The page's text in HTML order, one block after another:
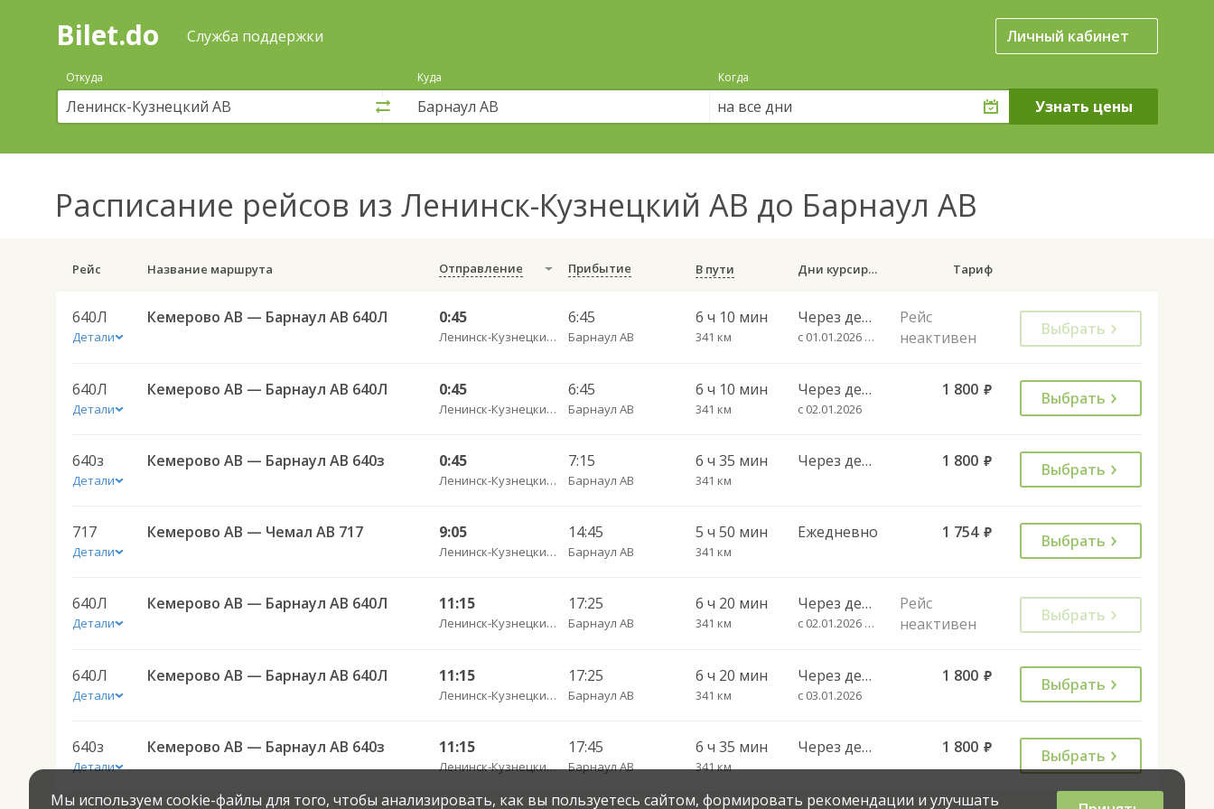
Поиск
покупка
билетов
автобус
онлайн
Bilet.do Служба поддержки Личный кабинет
Откуда Куда Когда
на все дни
Расписание рейсов из Ленинск-Кузнецкий АВ до Барнаул АВ
Рейс Название маршрута Отправление Прибытие В пути Дни курсирования Тариф
640Л
Детали
Кемерово АВ — Барнаул АВ 640Л 0:45
Ленинск-Кузнецкий АВ
6:45
Барнаул АВ
6 ч 10 мин
341 км
Через день
с 01.01.2026 до 01.08.2026
Рейс
неактивен
Выбрать
640Л
Детали
Кемерово АВ — Барнаул АВ 640Л 0:45
Ленинск-Кузнецкий АВ
6:45
Барнаул АВ
6 ч 10 мин
341 км
Через день
с 02.01.2026
1 800 руб. Выбрать
640з
Детали
Кемерово АВ — Барнаул АВ 640з 0:45
Ленинск-Кузнецкий АВ
7:15
Барнаул АВ
6 ч 35 мин
341 км
Через день 1 800 руб. Выбрать
717
Детали
Кемерово АВ — Чемал АВ 717 9:05
Ленинск-Кузнецкий АВ
14:45
Барнаул АВ
5 ч 50 мин
341 км
Ежедневно 1 754 руб. Выбрать
640Л
Детали
Кемерово АВ — Барнаул АВ 640Л 11:15
Ленинск-Кузнецкий АВ
17:25
Барнаул АВ
6 ч 20 мин
341 км
Через день
с 02.01.2026 до 01.08.2026
Рейс
неактивен
Выбрать
640Л
Детали
Кемерово АВ — Барнаул АВ 640Л 11:15
Ленинск-Кузнецкий АВ
17:25
Барнаул АВ
6 ч 20 мин
341 км
Через день
с 03.01.2026
1 800 руб. Выбрать
640з
Детали
Кемерово АВ — Барнаул АВ 640з 11:15
Ленинск-Кузнецкий АВ
17:45
Барнаул АВ
6 ч 35 мин
341 км
Через день 1 800 руб. Выбрать
Мы используем cookie-файлы для того, чтобы анализировать, как вы пользуетесь сайтом, формировать рекомендации и улучшать